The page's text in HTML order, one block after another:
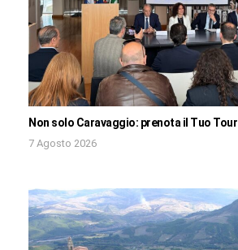
Non solo Caravaggio: prenota il Tuo Tour
7 Agosto 2026